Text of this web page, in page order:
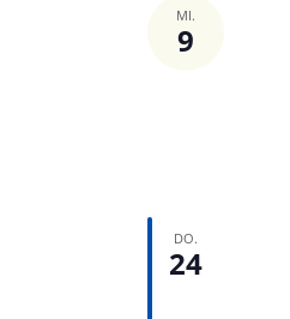
MI.
9
DO.
24